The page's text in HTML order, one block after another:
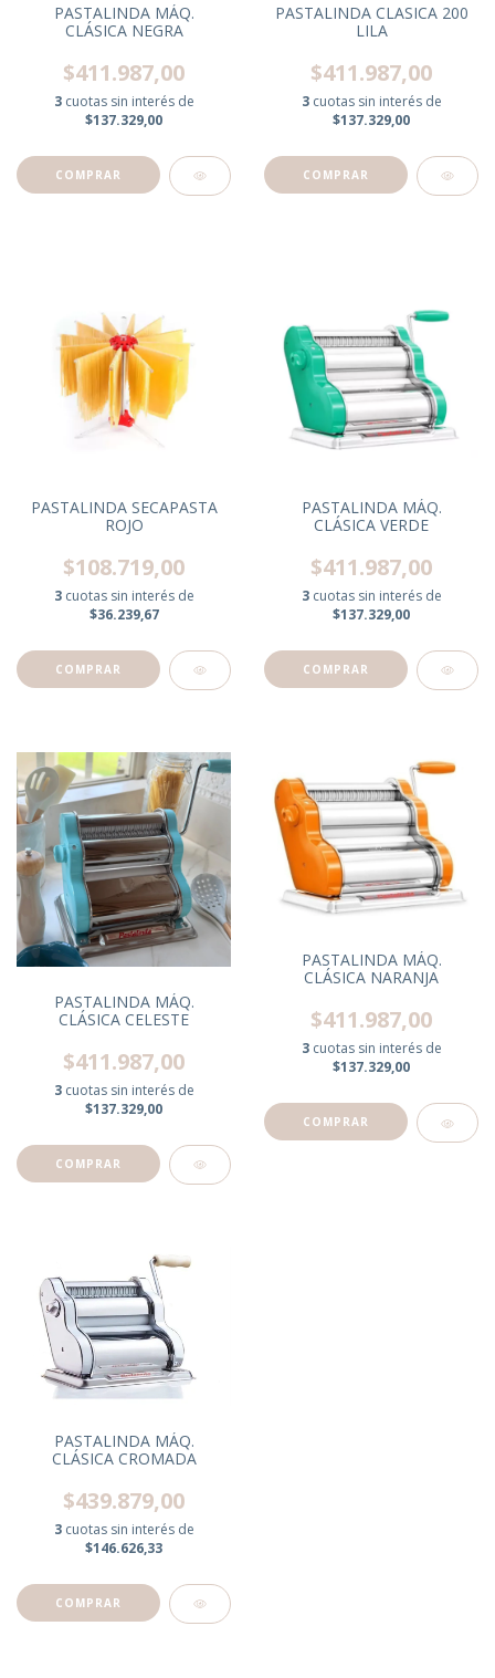
PASTALINDA MÁQ.
CLÁSICA NEGRA
$411.987,00
3 cuotas sin interés de
$137.329,00
PASTALINDA CLASICA 200
LILA
$411.987,00
3 cuotas sin interés de
$137.329,00
PASTALINDA SECAPASTA
ROJO
$108.719,00
3 cuotas sin interés de
$36.239,67
PASTALINDA MÁQ.
CLÁSICA VERDE
$411.987,00
3 cuotas sin interés de
$137.329,00
PASTALINDA MÁQ.
CLÁSICA CELESTE
$411.987,00
3 cuotas sin interés de
$137.329,00
PASTALINDA MÁQ.
CLÁSICA NARANJA
$411.987,00
3 cuotas sin interés de
$137.329,00
PASTALINDA MÁQ.
CLÁSICA CROMADA
$439.879,00
3 cuotas sin interés de
$146.626,33